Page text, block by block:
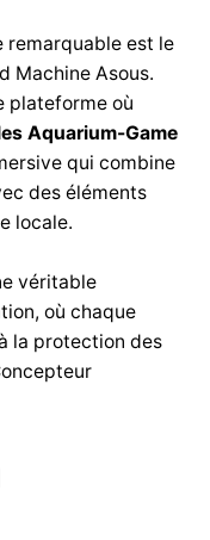
remarquable est le
Machine Asous.
plateforme où
Aquarium-Game
qui combine
des éléments
locale.
véritable
où chaque
la protection des